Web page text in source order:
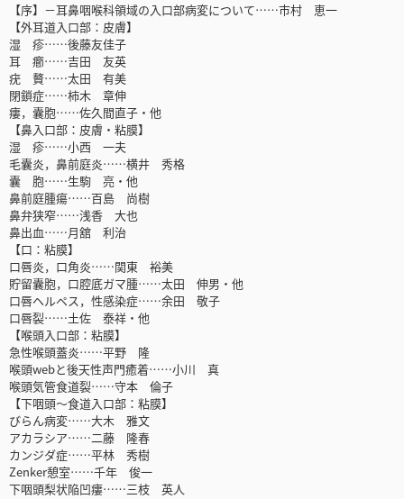
【序】－耳鼻咽喉科領域の入口部病変について……市村 恵一
【外耳道入口部：皮膚】
湿 疹……後藤友佳子
耳 癤……吉田 友英
疣 贅……太田 有美
閉鎖症……柿木 章伸
瘻，囊胞……佐久間直子・他
【鼻入口部：皮膚・粘膜】
湿 疹……小西 一夫
毛囊炎，鼻前庭炎……横井 秀格
囊 胞……生駒 亮・他
鼻前庭腫瘍……百島 尚樹
鼻弁狭窄……浅香 大也
鼻出血……月舘 利治
【口：粘膜】
口唇炎，口角炎……関東 裕美
貯留囊胞，口腔底ガマ腫……太田 伸男・他
口唇ヘルペス，性感染症……余田 敬子
口唇裂……土佐 泰祥・他
【喉頭入口部：粘膜】
急性喉頭蓋炎……平野 隆
喉頭webと後天性声門癒着……小川 真
喉頭気管食道裂……守本 倫子
【下咽頭～食道入口部：粘膜】
びらん病変……大木 雅文
アカラシア……二藤 隆春
カンジダ症……平林 秀樹
Zenker憩室……千年 俊一
下咽頭梨状陥凹瘻……三枝 英人